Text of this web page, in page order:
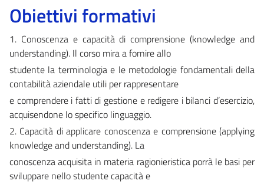
Obiettivi formativi
1. Conoscenza e capacità di comprensione (knowledge and
understanding). Il corso mira a fornire allo
studente la terminologia e le metodologie fondamentali della
contabilità aziendale utili per rappresentare
e comprendere i fatti di gestione e redigere i bilanci d’esercizio,
acquisendone lo specifico linguaggio.
2. Capacità di applicare conoscenza e comprensione (applying
knowledge and understanding). La
conoscenza acquisita in materia ragionieristica porrà le basi per
sviluppare nello studente capacità e